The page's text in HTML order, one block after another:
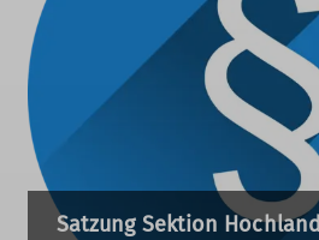
Satzung Sektion Hochland